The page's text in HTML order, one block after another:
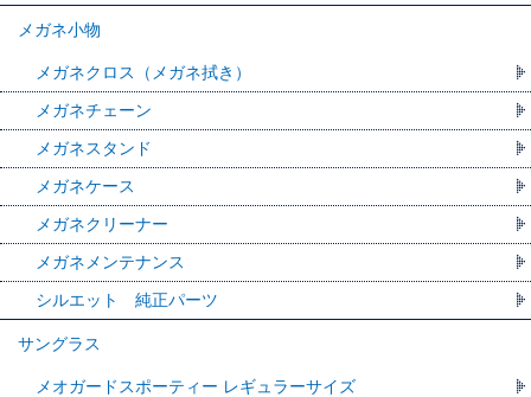
メガネ小物
メガネクロス（メガネ拭き）
メガネチェーン
メガネスタンド
メガネケース
メガネクリーナー
メガネメンテナンス
シルエット 純正パーツ
サングラス
メオガードスポーティー レギュラーサイズ